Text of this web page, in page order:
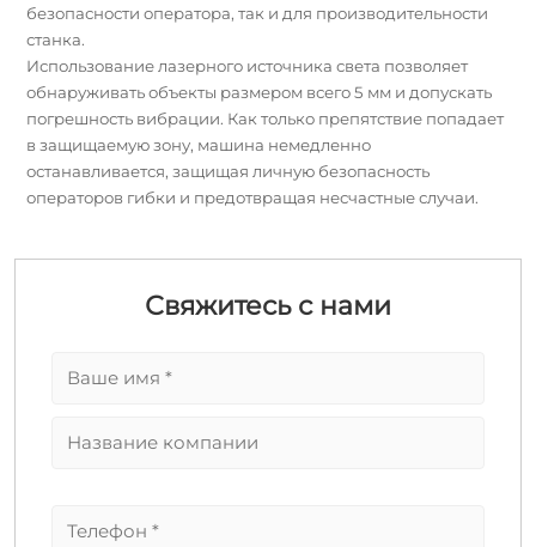
безопасности оператора, так и для производительности
станка.
Использование лазерного источника света позволяет
обнаруживать объекты размером всего 5 мм и допускать
погрешность вибрации. Как только препятствие попадает
в защищаемую зону, машина немедленно
останавливается, защищая личную безопасность
операторов гибки и предотвращая несчастные случаи.
Свяжитесь с нами